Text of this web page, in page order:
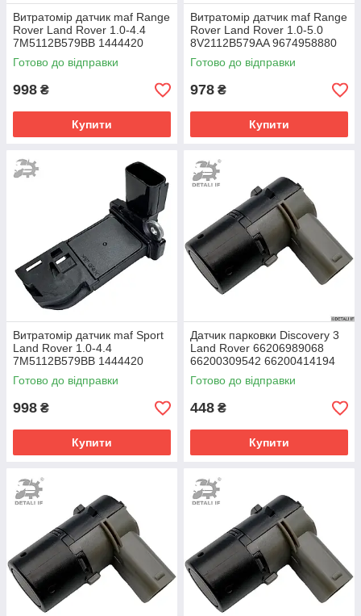
Витратомір датчик maf Range
Rover Land Rover 1.0-4.4
7M5112B579BB 1444420
1480570
Готово до відправки
998 ₴
Купити
Витратомір датчик maf Range
Rover Land Rover 1.0-5.0
8V2112B579AA 9674958880
1516668
Готово до відправки
978 ₴
Купити
Витратомір датчик maf Sport
Land Rover 1.0-4.4
7M5112B579BB 1444420
1480570
Готово до відправки
998 ₴
Купити
Датчик парковки Discovery 3
Land Rover 66206989068
66200309542 66200414194
66206911834 66216938738
Готово до відправки
448 ₴
Купити